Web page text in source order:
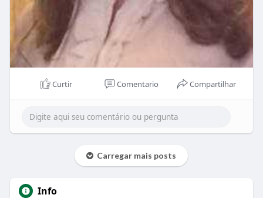
Curtir Comentario Compartilhar
Carregar mais posts
Info